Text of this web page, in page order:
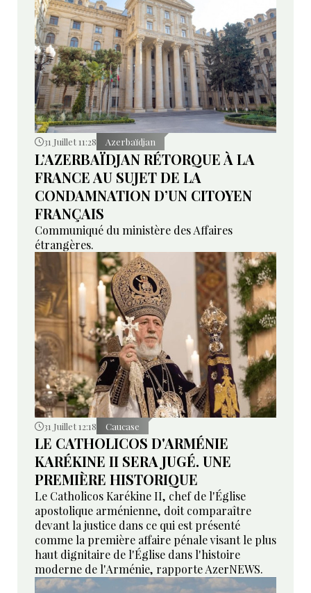
31 Juillet 11:28 Azerbaïdjan
L’AZERBAÏDJAN RÉTORQUE À LA
FRANCE AU SUJET DE LA
CONDAMNATION D’UN CITOYEN
FRANÇAIS
Communiqué du ministère des Affaires
étrangères.
31 Juillet 12:18 Caucase
LE CATHOLICOS D'ARMÉNIE
KARÉKINE II SERA JUGÉ. UNE
PREMIÈRE HISTORIQUE
Le Catholicos Karékine II, chef de l'Église
apostolique arménienne, doit comparaître
devant la justice dans ce qui est présenté
comme la première affaire pénale visant le plus
haut dignitaire de l'Église dans l'histoire
moderne de l'Arménie, rapporte AzerNEWS.